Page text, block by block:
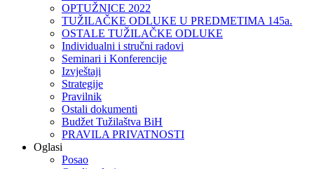
OPTUŽNICE 2022
TUŽILAČKE ODLUKE U PREDMETIMA 145a.
OSTALE TUŽILAČKE ODLUKE
Individualni i stručni radovi
Seminari i Konferencije
Izvještaji
Strategije
Pravilnik
Ostali dokumenti
Budžet Tužilaštva BiH
PRAVILA PRIVATNOSTI
Oglasi
Posao